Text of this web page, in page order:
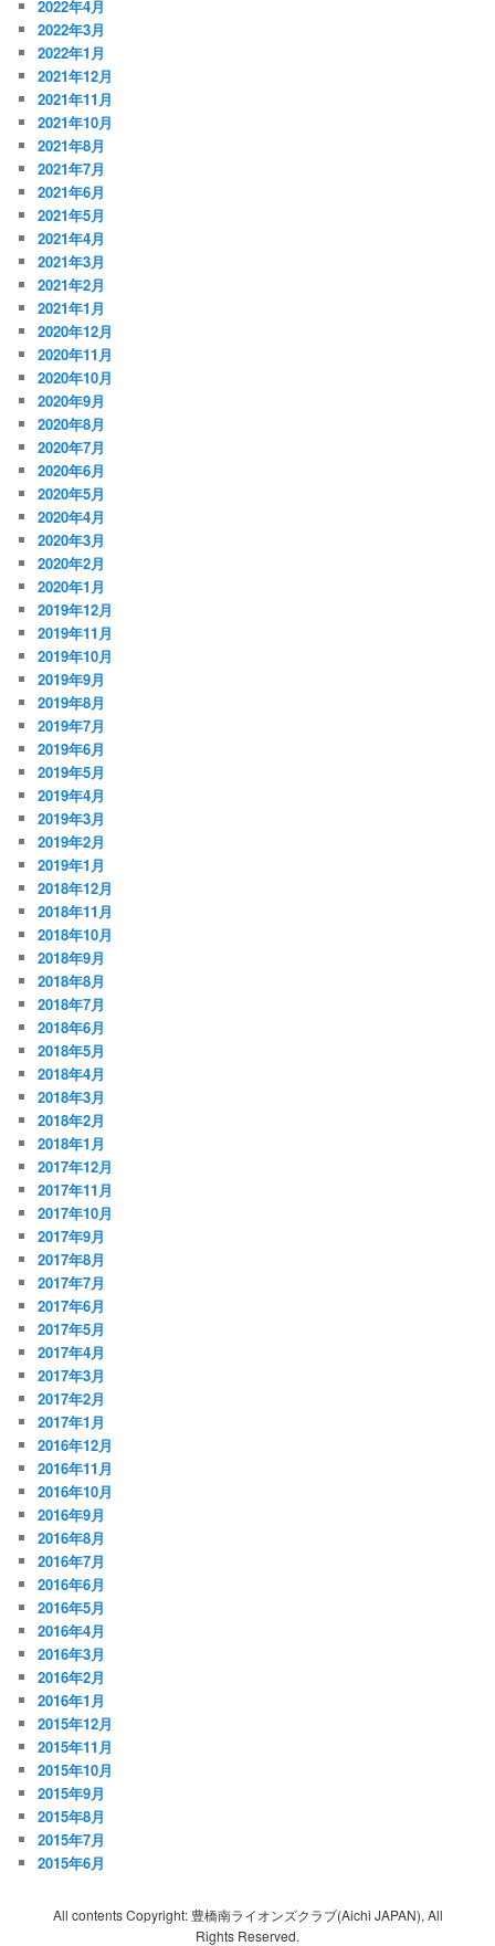
2022年4月
2022年3月
2022年1月
2021年12月
2021年11月
2021年10月
2021年8月
2021年7月
2021年6月
2021年5月
2021年4月
2021年3月
2021年2月
2021年1月
2020年12月
2020年11月
2020年10月
2020年9月
2020年8月
2020年7月
2020年6月
2020年5月
2020年4月
2020年3月
2020年2月
2020年1月
2019年12月
2019年11月
2019年10月
2019年9月
2019年8月
2019年7月
2019年6月
2019年5月
2019年4月
2019年3月
2019年2月
2019年1月
2018年12月
2018年11月
2018年10月
2018年9月
2018年8月
2018年7月
2018年6月
2018年5月
2018年4月
2018年3月
2018年2月
2018年1月
2017年12月
2017年11月
2017年10月
2017年9月
2017年8月
2017年7月
2017年6月
2017年5月
2017年4月
2017年3月
2017年2月
2017年1月
2016年12月
2016年11月
2016年10月
2016年9月
2016年8月
2016年7月
2016年6月
2016年5月
2016年4月
2016年3月
2016年2月
2016年1月
2015年12月
2015年11月
2015年10月
2015年9月
2015年8月
2015年7月
2015年6月
All contents Copyright: 豊橋南ライオンズクラブ(Aichi JAPAN), All
Rights Reserved.